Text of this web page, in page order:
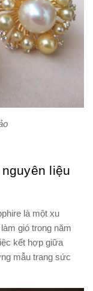
liệu
là một xu
gió trong năm
kết hợp giữa
mẫu trang sức